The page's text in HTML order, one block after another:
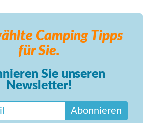
Camping Tipps
für Sie.
Sie unseren
Newsletter!
Abonnieren